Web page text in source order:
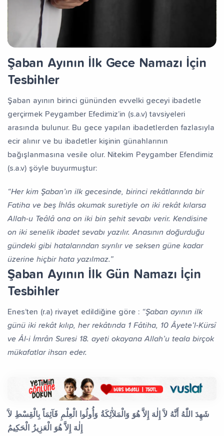
Yetiştiriyorum Kur’an-
Şaban Ayının İlk Gece Namazı İçin
Tesbihler
Şaban ayının birinci gününden evvelki geceyi ibadetle
gerçirmek Peygamber Efedimiz’in (s.a.v) tavsiyeleri
arasında bulunur. Bu gece yapılan ibadetlerden fazlasıyla
ecir alınır ve bu ibadetler kişinin günahlarının
bağışlanmasına vesile olur. Nitekim Peygamber Efendimiz
(s.a.v) şöyle buyurmuştur:
“Her kim Şaban’ın ilk gecesinde, birinci rekâtlarında bir
Fatiha ve beş İhlâs okumak suretiyle on iki rekât kılarsa
Allah-u Teâlâ ona on iki bin şehit sevabı verir. Kendisine
on iki senelik ibadet sevabı yazılır. Anasının doğurduğu
gündeki gibi hatalarından sıyrılır ve seksen güne kadar
üzerine hiçbir hata yazılmaz.”
Şaban Ayının İlk Gün Namazı İçin
Tesbihler
Enes’ten (r.a) rivayet edildiğine göre : “Şaban ayının ilk
günü iki rekât kılıp, her rekâtında 1 Fâtiha, 10 Âyete’l-Kürsî
ve Âl-i İmrân Suresi 18. ayeti okayana Allah’u teala birçok
mükafatlar ihsan eder.
شَهِدَ اللّٰهُ أَنَّهُ لآَ إِلٰهَ إِلاَّ هُوَ وَالْمَلآٰئِكَةُ وَأُولُوا الْعِلْمِ قَآئِمَاً بِالْقِسْطِ لآَ
إِلٰهَ إِلاَّ هُوَ الْعَزِيزُ الْحَكِيمُ